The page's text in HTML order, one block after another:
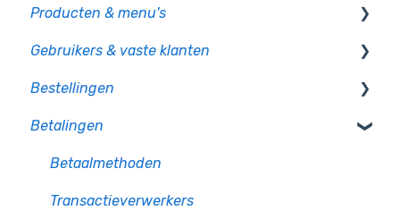
Kassa
PIO
CCV pinautomaten
Randapparatuur
Mollie pinautomaten
PAX - Android pinautomaten
Producten & menu's
Producten
Productcategorie & indeling
Supplementen
Voorraad
Menu's en gangen
Gebruikers & vaste klanten
Gebruikersbeheer
Rechten en authorisatie
Bestellingen
Op bon
Op rekening betalen
Plattegrond & tafels
Betalingen
Betaalmethoden
Transactieverwerkers